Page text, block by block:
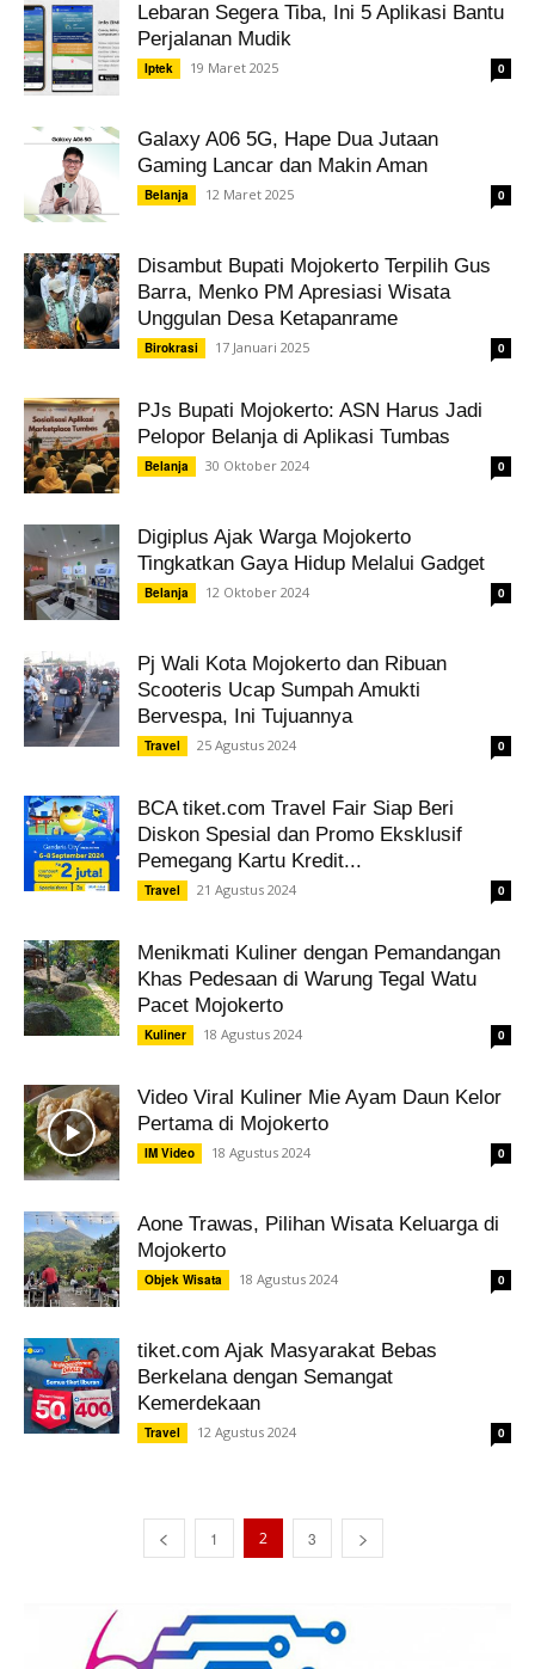
Lebaran Segera Tiba, Ini 5 Aplikasi Bantu
Perjalanan Mudik
Iptek 19 Maret 2025 0
Galaxy A06 5G, Hape Dua Jutaan
Gaming Lancar dan Makin Aman
Belanja 12 Maret 2025 0
Disambut Bupati Mojokerto Terpilih Gus
Barra, Menko PM Apresiasi Wisata
Unggulan Desa Ketapanrame
Birokrasi 17 Januari 2025 0
PJs Bupati Mojokerto: ASN Harus Jadi
Pelopor Belanja di Aplikasi Tumbas
Belanja 30 Oktober 2024 0
Digiplus Ajak Warga Mojokerto
Tingkatkan Gaya Hidup Melalui Gadget
Belanja 12 Oktober 2024 0
Pj Wali Kota Mojokerto dan Ribuan
Scooteris Ucap Sumpah Amukti
Bervespa, Ini Tujuannya
Travel 25 Agustus 2024 0
BCA tiket.com Travel Fair Siap Beri
Diskon Spesial dan Promo Eksklusif
Pemegang Kartu Kredit...
Travel 21 Agustus 2024 0
Menikmati Kuliner dengan Pemandangan
Khas Pedesaan di Warung Tegal Watu
Pacet Mojokerto
Kuliner 18 Agustus 2024 0
Video Viral Kuliner Mie Ayam Daun Kelor
Pertama di Mojokerto
IM Video 18 Agustus 2024 0
Aone Trawas, Pilihan Wisata Keluarga di
Mojokerto
Objek Wisata 18 Agustus 2024 0
tiket.com Ajak Masyarakat Bebas
Berkelana dengan Semangat
Kemerdekaan
Travel 12 Agustus 2024 0
1 2 3